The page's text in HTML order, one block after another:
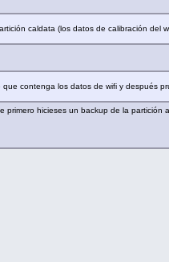
caldata (los datos de calibración del
contenga los datos de wifi y después
hicieses un backup de la partición